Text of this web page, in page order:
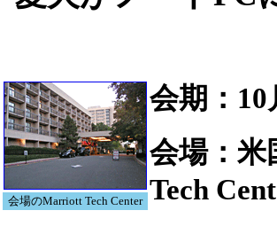
会場のMarriott Tech Center
会期：10
会場：
Tech